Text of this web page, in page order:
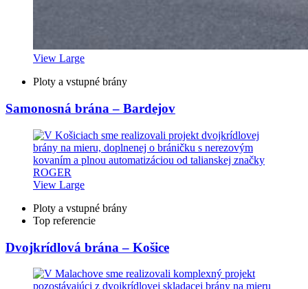
View Large
Ploty a vstupné brány
Samonosná brána – Bardejov
View Large
Ploty a vstupné brány
Top referencie
Dvojkrídlová brána – Košice